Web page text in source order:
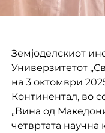
Земјоделскиот
Универзитетот
на 3 октомври
Континентал, во
„Вина од
четвртата научна